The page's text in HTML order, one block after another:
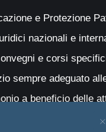
e Protezione
nazionali e
e corsi
sempre adeguato
a beneficio delle
al passaggio
×